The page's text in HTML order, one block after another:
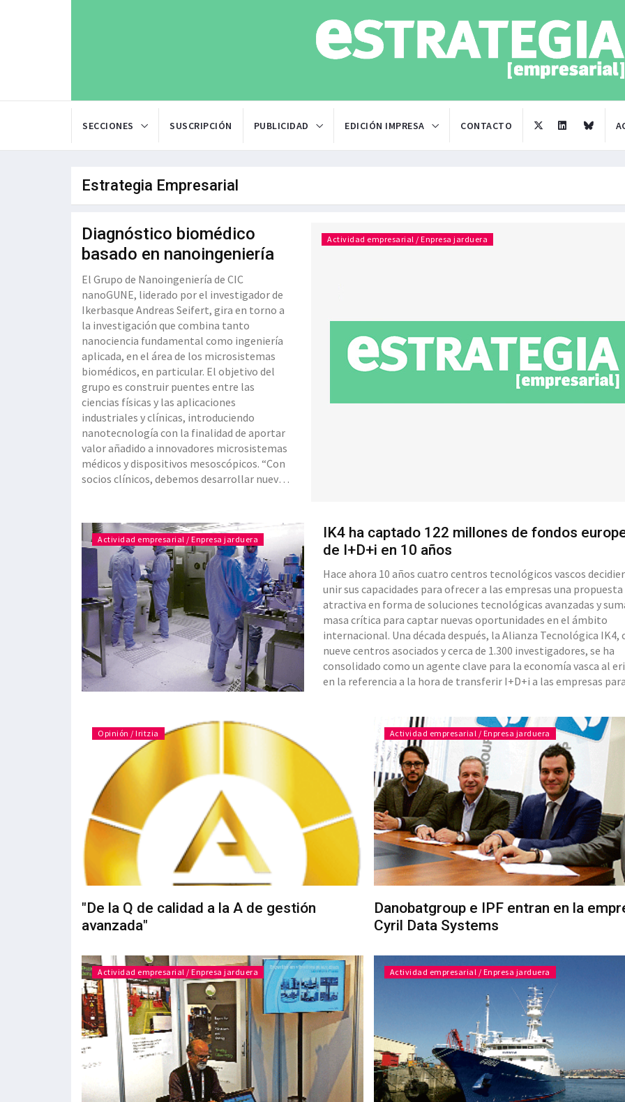
SECCIONES SUSCRIPCIÓN PUBLICIDAD EDICIÓN IMPRESA CONTACTO
Estrategia Empresarial
Diagnóstico biomédico
basado en nanoingeniería
El Grupo de Nanoingeniería de CIC
nanoGUNE, liderado por el investigador de
Ikerbasque Andreas Seifert, gira en torno a
la investigación que combina tanto
nanociencia fundamental como ingeniería
aplicada, en el área de los microsistemas
biomédicos, en particular. El objetivo del
grupo es construir puentes entre las
ciencias físicas y las aplicaciones
industriales y clínicas, introduciendo
nanotecnología con la finalidad de aportar
valor añadido a innovadores microsistemas
médicos y dispositivos mesoscópicos. “Con
socios clínicos, debemos desarrollar nuevas
como son l
Actividad empresarial / Enpresa jarduera
Actividad empresarial / Enpresa jarduera
IK4 ha captado 122 millones de fondos
de I+D+i en 10 años
Hace ahora 10 años cuatro centros tecnológicos vascos
unir sus capacidades para ofrecer a las empresas una
atractiva en forma de soluciones tecnológicas avanzadas y
masa crítica para captar nuevas oportunidades en el ámbito
internacional. Una década después, la Alianza Tecnológica IK4,
nueve centros asociados y cerca de 1.300 investigadores, se ha
consolidado como un agente clave para la economía vasca al
en la referencia a la hora de transferir I+D+i a las empresas
Opinión / Iritzia
"De la Q de calidad a la A de gestión
avanzada"
Actividad empresarial / Enpresa jarduera
Danobatgroup e IPF entran en la
Cyril Data Systems
Actividad empresarial / Enpresa jarduera Actividad empresarial / Enpresa jarduera